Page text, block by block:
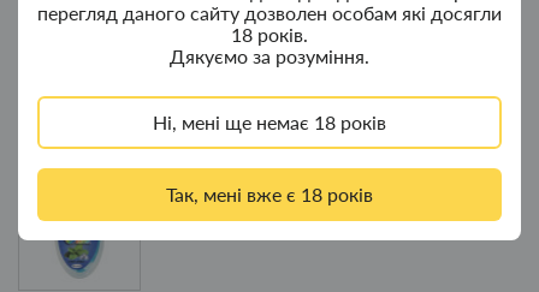
перегляд даного сайту дозволен особам які досягли
18 років.
Дякуємо за розуміння.
Ні, мені ще немає 18 років
Так, мені вже є 18 років
Кавун
Яблуко -
Вишня Подвійна м'ята